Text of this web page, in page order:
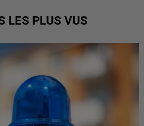
LES PLUS VUS